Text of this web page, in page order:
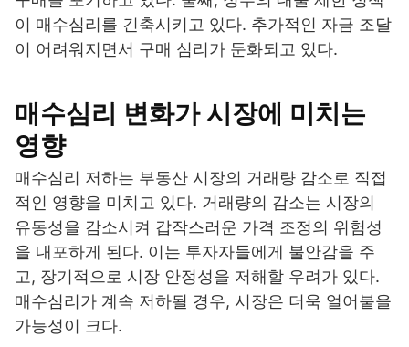
이 매수심리를 긴축시키고 있다. 추가적인 자금 조달
이 어려워지면서 구매 심리가 둔화되고 있다.
매수심리 변화가 시장에 미치는
영향
매수심리 저하는 부동산 시장의 거래량 감소로 직접
적인 영향을 미치고 있다. 거래량의 감소는 시장의
유동성을 감소시켜 갑작스러운 가격 조정의 위험성
을 내포하게 된다. 이는 투자자들에게 불안감을 주
고, 장기적으로 시장 안정성을 저해할 우려가 있다.
매수심리가 계속 저하될 경우, 시장은 더욱 얼어붙을
가능성이 크다.